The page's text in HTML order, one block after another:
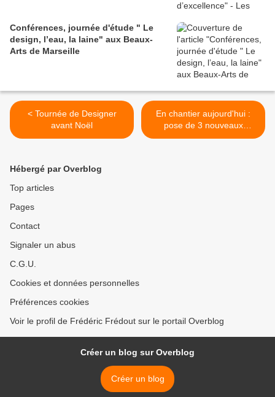
Conférences, journée d'étude " Le
design, l’eau, la laine" aux Beaux-
Arts de Marseille
< Tournée de Designer
avant Noël
En chantier aujourd'hui :
pose de 3 nouveaux
meubles à la maison du lac
Hébergé par Overblog
Top articles
Pages
Contact
Signaler un abus
C.G.U.
Cookies et données personnelles
Préférences cookies
Voir le profil de Frédéric Frédout sur le portail Overblog
Créer un blog sur Overblog
Créer un blog